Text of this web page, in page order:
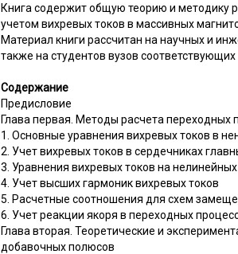
Книга содержит общую теорию и методику
учетом вихревых токов в массивных
Материал книги рассчитан на научных и
также на студентов вузов соответствующих
Содержание
Предисловие
Глава первая. Методы расчета переходных
1. Основные уравнения вихревых токов в
2. Учет вихревых токов в сердечниках
3. Уравнения вихревых токов на
4. Учет высших гармоник вихревых токов
5. Расчетные соотношения для схем
6. Учет реакции якоря в переходных
Глава вторая. Теоретические и
добавочных полюсов